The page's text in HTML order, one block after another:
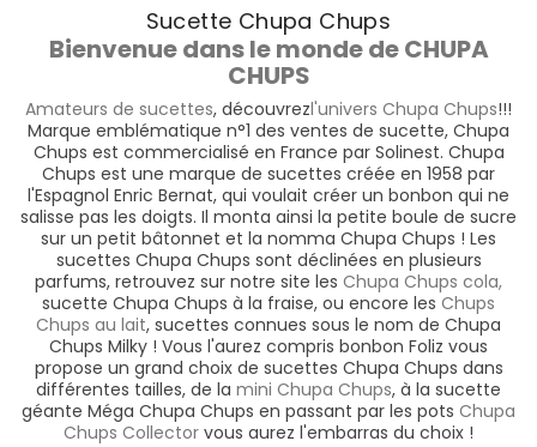
Sucette Chupa Chups
Bienvenue dans le monde de CHUPA
CHUPS
Amateurs de sucettes, découvrezl'univers Chupa Chups!!!
Marque emblématique n°1 des ventes de sucette, Chupa
Chups est commercialisé en France par Solinest. Chupa
Chups est une marque de sucettes créée en 1958 par
l'Espagnol Enric Bernat, qui voulait créer un bonbon qui ne
salisse pas les doigts. Il monta ainsi la petite boule de sucre
sur un petit bâtonnet et la nomma Chupa Chups ! Les
sucettes Chupa Chups sont déclinées en plusieurs
parfums, retrouvez sur notre site les Chupa Chups cola,
sucette Chupa Chups à la fraise, ou encore les Chups
Chups au lait, sucettes connues sous le nom de Chupa
Chups Milky ! Vous l'aurez compris bonbon Foliz vous
propose un grand choix de sucettes Chupa Chups dans
différentes tailles, de la mini Chupa Chups, à la sucette
géante Méga Chupa Chups en passant par les pots Chupa
Chups Collector vous aurez l'embarras du choix !